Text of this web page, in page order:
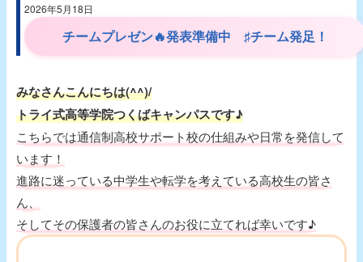
2026年5月18日
チームプレゼン🔥発表準備中 ♯チーム発足！
みなさんこんにちは(^^)/
トライ式高等学院つくばキャンパスです♪
こちらでは通信制高校サポート校の仕組みや日常を発信して
います！
進路に迷っている中学生や転学を考えている高校生の皆さ
ん、
そしてその保護者の皆さんのお役に立てれば幸いです♪